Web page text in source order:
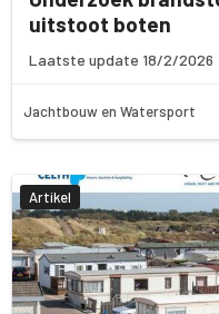
uitstoot boten
Laatste update 18/2/2026
Jachtbouw en Watersport
Artikel